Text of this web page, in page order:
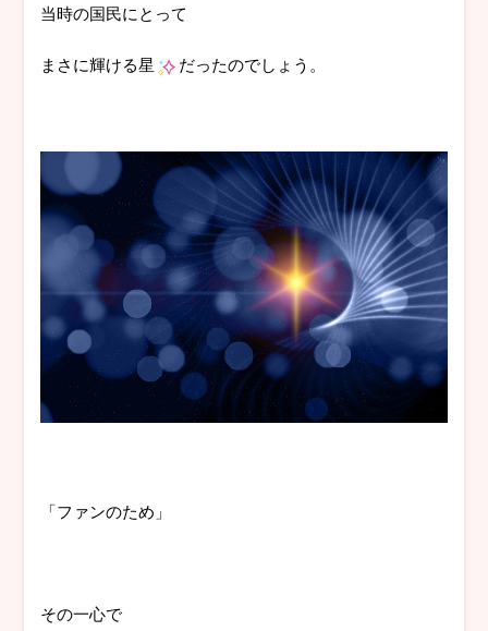
当時の国民にとって
まさに輝ける星 だったのでしょう。
「ファンのため」
その一心で